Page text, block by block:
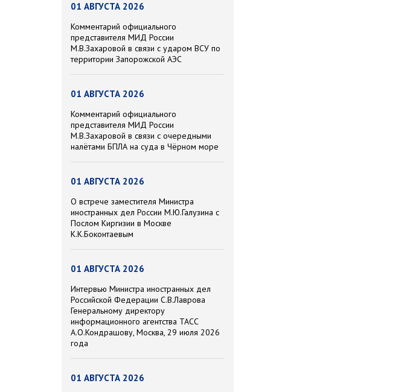
01 АВГУСТА 2026
Комментарий официального
представителя МИД России
М.В.Захаровой в связи с ударом ВСУ по
территории Запорожской АЭС
01 АВГУСТА 2026
Комментарий официального
представителя МИД России
М.В.Захаровой в связи с очередными
налётами БПЛА на суда в Чёрном море
01 АВГУСТА 2026
О встрече заместителя Министра
иностранных дел России М.Ю.Галузина с
Послом Киргизии в Москве
К.К.Боконтаевым
01 АВГУСТА 2026
Интервью Министра иностранных дел
Российской Федерации С.В.Лаврова
Генеральному директору
информационного агентства ТАСС
А.О.Кондрашову, Москва, 29 июля 2026
года
01 АВГУСТА 2026